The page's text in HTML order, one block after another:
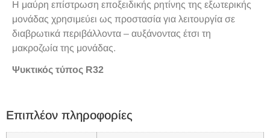
Η μαύρη επίστρωση εποξειδικής ρητίνης της εξωτερικής
μονάδας χρησιμεύει ως προστασία για λειτουργία σε
διαβρωτικά περιβάλλοντα – αυξάνοντας έτσι τη
μακροζωία της μονάδας.
Ψυκτικός τύπος R32
Επιπλέον πληροφορίες